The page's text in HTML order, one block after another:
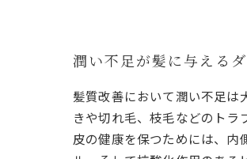
潤い不足が髪に与える
髪質改善において潤い不足は
きや切れ毛、枝毛などのトラ
皮の健康を保つためには、内